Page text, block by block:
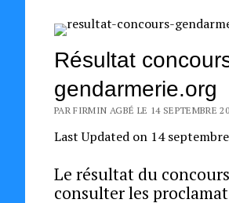
Résultat
gendarmerie.org
PAR FIRMIN AGBÉ LE 14 SEPTEMBRE
Last Updated on 14
Le résultat du
consulter les